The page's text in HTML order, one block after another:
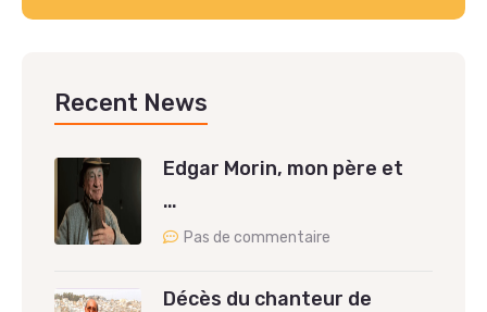
Recent News
Edgar Morin, mon père et
…
Pas de commentaire
Décès du chanteur de